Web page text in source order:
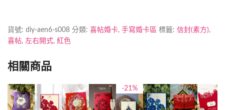
貨號: diy-aen6-s008 分類: 喜帖婚卡, 手寫婚卡區 標籤: 信封(素方),
喜帖, 左右開式, 紅色
相關商品
-21%